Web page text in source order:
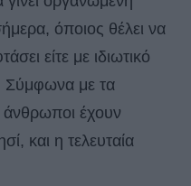
όποιος θέλει να
είτε με ιδιωτικό
Σύμφωνα με τα
άνθρωποι έχουν
και η τελευταία